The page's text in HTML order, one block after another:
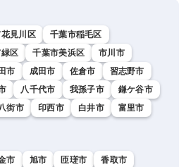
見川区
千葉市稲毛区
区 千葉市美浜区
市川市
市 成田市 佐倉市
習志野市
八千代市 我孫子市
鎌ケ谷市
街市 印西市 白井市
富里市
市 旭市 匝瑳市
香取市